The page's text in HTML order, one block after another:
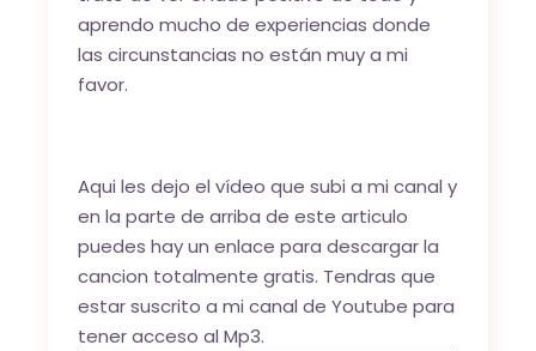
aprendo mucho de experiencias donde
las circunstancias no están muy a mi
favor.
Aqui les dejo el vídeo que subi a mi canal y
en la parte de arriba de este articulo
puedes hay un enlace para descargar la
cancion totalmente gratis. Tendras que
estar suscrito a mi canal de Youtube para
tener acceso al Mp3.